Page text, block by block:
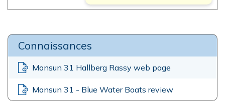
Connaissances
Monsun 31 Hallberg Rassy web page
Monsun 31 - Blue Water Boats review